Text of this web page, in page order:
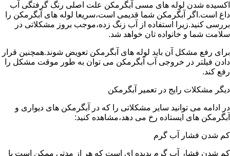
اکسیده شدن لوله های مسی آبگرمکن علت اصلی رنگ گرفتگی آب
داغ است.اگر آبگرمکن شما قدیمی است،سریعا لوله های آبگرمکن را
بررسی کنید.زیرا استفاده از آب زنگ زده،موجب بروز مشکلاتی در
سلامت شما و خانواده تان خواهد شد.
برای رفع مشکل آن باید لوله های آبگرمکن تعویض شوند.همچنین قرار
دادن فیلتر در خروجی آب آبگرمکن می توان به طور موقت مشکل را
رفع کند.
دیگر مشکلات رایج در تعمیر آبگرمکن
در ادامه می توانید سایر مشکلاتی را که در آبگرمکن های دیواری و
آبگرمکن های ایستاده رخ می دهد،مشاهده کنید:
کم شدن فشار آب گرم
کم شدن فشار آب گرم پدیده ای است که هر از مدتی ممکن است با